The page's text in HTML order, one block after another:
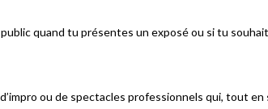
quand tu présentes un exposé ou si tu
ou de spectacles professionnels qui, tout